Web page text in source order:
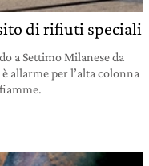
di rifiuti speciali
a Settimo Milanese da
allarme per l’alta colonna